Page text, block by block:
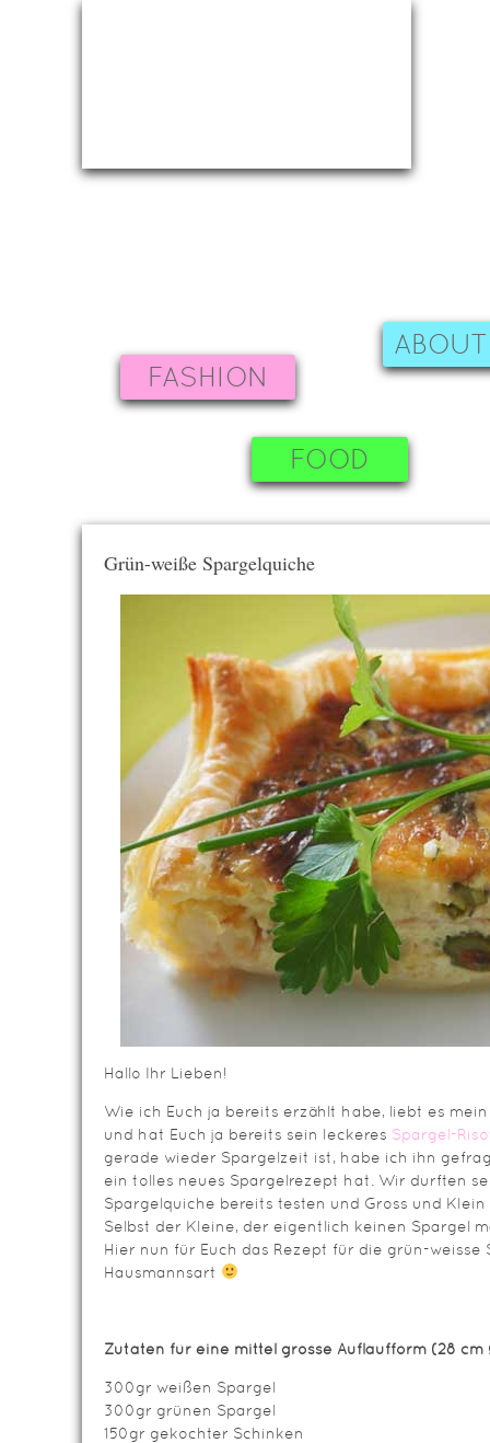
FASHION
FOOD
Grün-weiße Spargelquiche
Hallo Ihr Lieben!
Wie ich Euch ja bereits erzählt habe, liebt es
und hat Euch ja bereits sein leckeres Spargel-
gerade wieder Spargelzeit ist, habe ich ihn
ein tolles neues Spargelrezept hat. Wir durften
Spargelquiche bereits testen und Gross und
Selbst der Kleine, der eigentlich keinen Spargel
Hier nun für Euch das Rezept für die grün-weisse
Hausmannsart
Zutaten für eine mittel grosse Auflaufform (28 cm
300gr weißen Spargel
300gr grünen Spargel
150gr gekochter Schinken